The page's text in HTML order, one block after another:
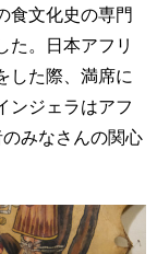
食文化史の専門
た。日本アフリ
した際、満席に
ンジェラはアフ
みなさんの関心